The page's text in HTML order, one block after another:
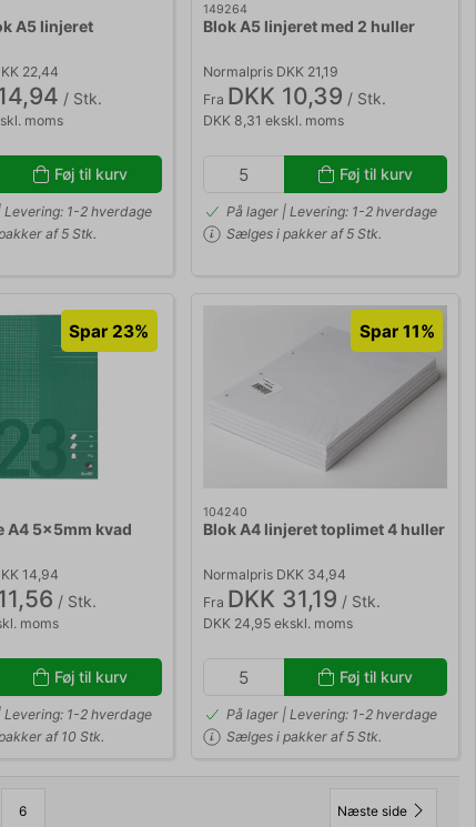
A5 linjeret
22,44
/ Stk.
moms
Føj til kurv
Levering: 1-2 hverdage
af 5 Stk.
149264
Blok A5 linjeret med 2 huller
Normalpris DKK 21,19
Fra DKK 10,39 / Stk.
DKK 8,31 ekskl. moms
Føj til kurv
På lager | Levering: 1-2 hverdage
Sælges i pakker af 5 Stk.
Spar 23%
A4 5x5mm kvad
14,94
/ Stk.
moms
Føj til kurv
Levering: 1-2 hverdage
af 10 Stk.
Spar 11%
104240
Blok A4 linjeret toplimet 4 huller
Normalpris DKK 34,94
Fra DKK 31,19 / Stk.
DKK 24,95 ekskl. moms
Føj til kurv
På lager | Levering: 1-2 hverdage
Sælges i pakker af 5 Stk.
6 Næste side